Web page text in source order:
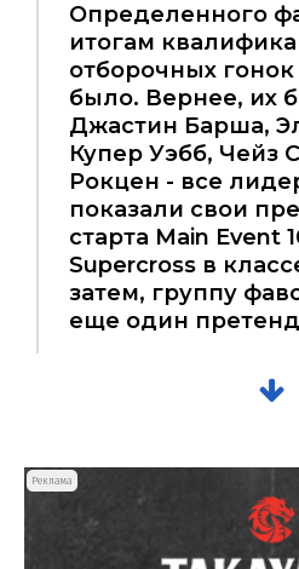
Определенного
итогам
отборочных
было. Вернее, их
Джастин Барша,
Купер Уэбб, Чейз
Рокцен - все
показали свои
старта Main Event
Supercross в
затем, группу
еще один
Реклама